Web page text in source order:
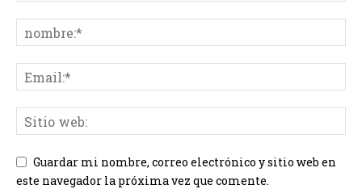
Guardar mi nombre, correo electrónico y sitio web en
este navegador la próxima vez que comente.